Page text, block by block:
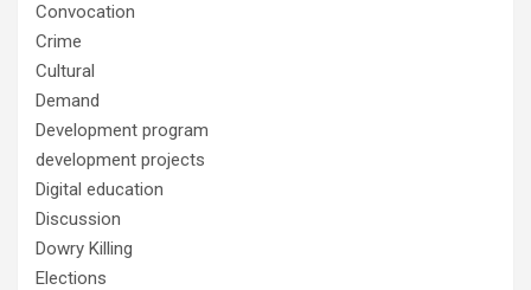
Convocation
Crime
Cultural
Demand
Development program
development projects
Digital education
Discussion
Dowry Killing
Elections